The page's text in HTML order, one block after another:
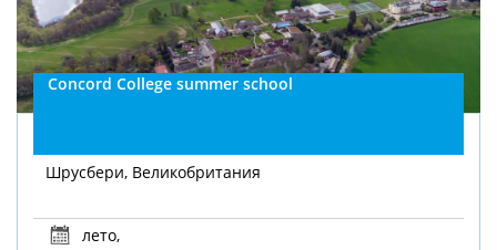
Concord College summer school
Шрусбери, Великобритания
лето,